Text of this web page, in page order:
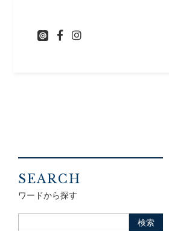
SEARCH
ワードから探す